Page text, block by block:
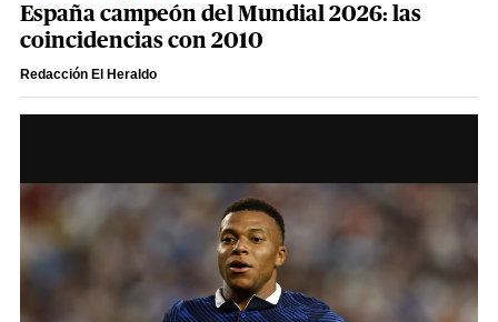
España campeón del Mundial 2026: las
coincidencias con 2010
Redacción El Heraldo